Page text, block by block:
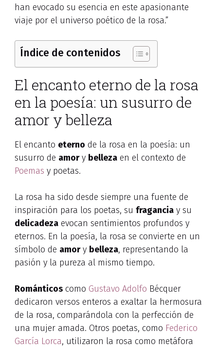
han evocado su esencia en este apasionante
viaje por el universo poético de la rosa.”
Índice de contenidos
El encanto eterno de la rosa
en la poesía: un susurro de
amor y belleza
El encanto eterno de la rosa en la poesía: un
susurro de amory belleza en el contexto de
Poemas y poetas.
La rosa ha sido desde siempre una fuente de
inspiración para los poetas, su fragancia y su
delicadeza evocan sentimientos profundos y
eternos. En la poesía, la rosa se convierte en un
símbolo de amory belleza, representando la
pasión y la pureza al mismo tiempo.
Románticos como Gustavo Adolfo Bécquer
dedicaron versos enteros a exaltar la hermosura
de la rosa, comparándola con la perfección de
una mujer amada. Otros poetas, como Federico
García Lorca, utilizaron la rosa como metáfora